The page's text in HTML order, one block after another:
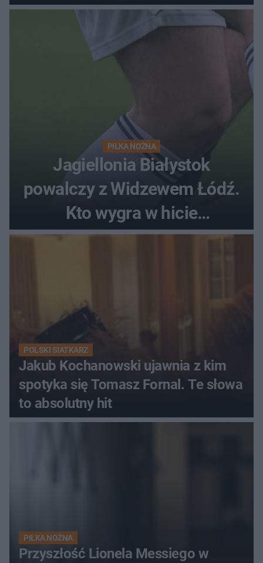
PIŁKA NOŻNA
Jagiellonia Białystok
powalczy z Widzewem Łódź.
Kto wygra w hicie
Ekstraklasy?
POLSKI SIATKARZ
Jakub Kochanowski ujawnia z kim
spotyka się Tomasz Fornal. Te słowa
to absolutny hit
PIŁKA NOŻNA
Przyszłość Lionela Messiego w